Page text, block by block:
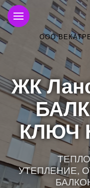
ООО
ЖК
КЛЮЧ
УТЕПЛЕНИЕ,